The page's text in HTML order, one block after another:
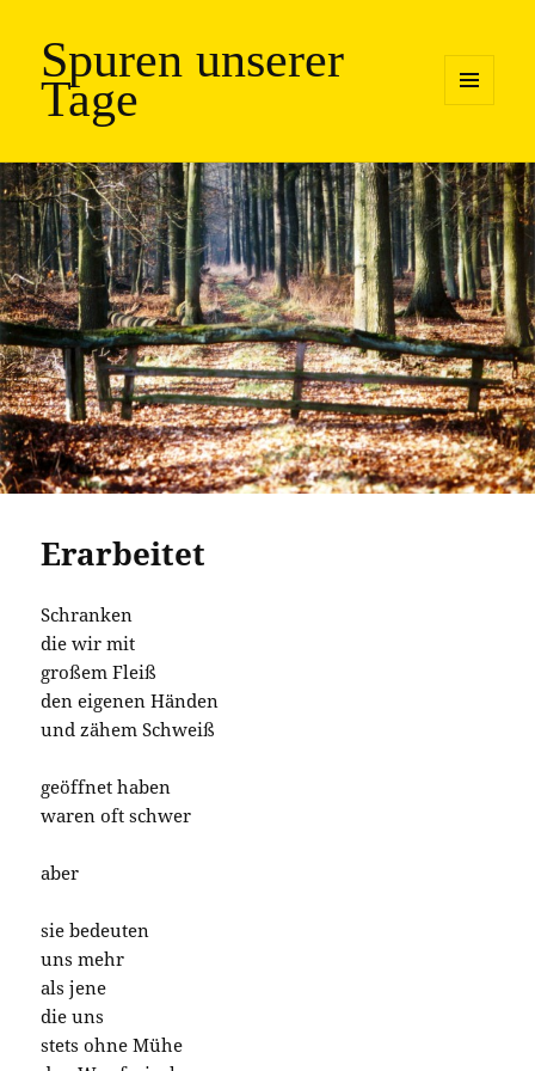
Spuren unserer
Tage
Erarbeitet
Schranken
die wir mit
großem Fleiß
den eigenen Händen
und zähem Schweiß
geöffnet haben
waren oft schwer
aber
sie bedeuten
uns mehr
als jene
die uns
stets ohne Mühe